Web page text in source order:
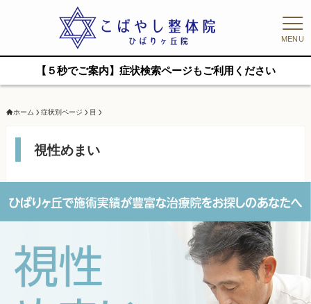
MENU
【５秒でご案内】症状検索ページもご利用ください
ホーム 症状別ページ 目
視性めまい